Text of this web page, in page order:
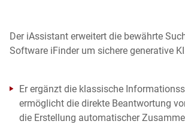
Der iAssistant erweitert die bewährte
Software iFinder um sichere generative
Er ergänzt die klassische
ermöglicht die direkte Beantwortung
die Erstellung automatischer